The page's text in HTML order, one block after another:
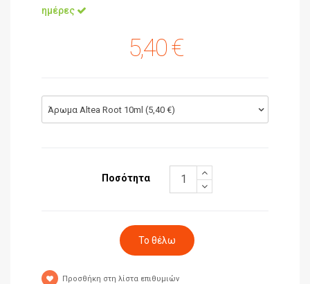
ημέρες
5,40 €
Άρωμα Altea Root 10ml (5,40 €)
Ποσότητα
Προσθήκη στη λίστα επιθυμιών